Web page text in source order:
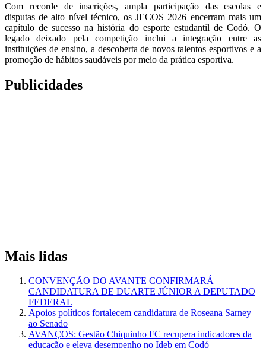
Com recorde de inscrições, ampla participação das escolas e
disputas de alto nível técnico, os JECOS 2026 encerram mais um
capítulo de sucesso na história do esporte estudantil de Codó. O
legado deixado pela competição inclui a integração entre as
instituições de ensino, a descoberta de novos talentos esportivos e a
promoção de hábitos saudáveis por meio da prática esportiva.
Publicidades
Mais lidas
CONVENÇÃO DO AVANTE CONFIRMARÁ
CANDIDATURA DE DUARTE JÚNIOR A DEPUTADO
FEDERAL
Apoios políticos fortalecem candidatura de Roseana Sarney
ao Senado
AVANÇOS: Gestão Chiquinho FC recupera indicadores da
educação e eleva desempenho no Ideb em Codó